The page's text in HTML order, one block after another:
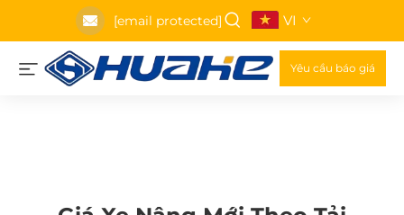
[email protected] VI
Yêu cầu báo giá